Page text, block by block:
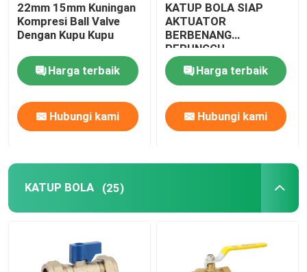
Katup Urinal Flush
katup pelampung
perlengkapan kuningan
Periksa Katup
22mm 15mm Kuningan
Kompresi Ball Valve
Dengan Kupu Kupu
Harga terbaik
Hubungi kami
KATUP BOLA SIAP
AKTUATOR
BERBENANG
PERUNGGU
Harga terbaik
Hubungi kami
KATUP BOLA (25)